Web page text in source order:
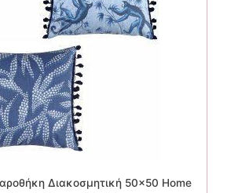
Διακοσμητική 50×50 Home